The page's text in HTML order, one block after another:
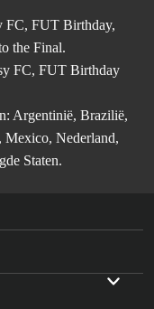
FC, FUT Birthday,
the Final.
FC, FUT Birthday
Argentinië, Brazilië,
Mexico, Nederland,
Staten.